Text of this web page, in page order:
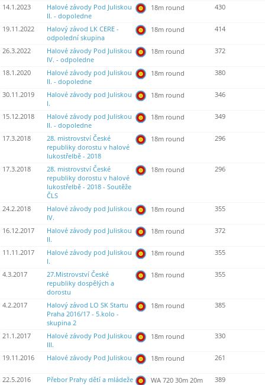
14.1.2023
Halové závody Pod Juliskou
II. - dopoledne
18m round 430
19.11.2022
Halový závod LK CERE -
odpolední skupina
18m round 414
26.3.2022
Halové závody Pod Juliskou
IV. - odpoledne
18m round 372
18.1.2020
Halové závody pod Juliskou
II. - dopoledne
18m round 380
30.11.2019
Halové závody pod Juliskou
I.
18m round 346
15.12.2018
Halové závody pod Juliskou
II. - dopoledne
18m round 349
17.3.2018
28. mistrovství České
republiky dorostu v halové
lukostřelbě - 2018
18m round 296
17.3.2018
28. mistrovství České
republiky dorostu v halové
lukostřelbě - 2018 - Soutěže
ČLS
18m round 296
24.2.2018
Halové závody pod Juliskou
IV.
18m round 355
16.12.2017
Halové závody pod Juliskou
II.
18m round 372
11.11.2017
Halové závody pod Juliskou
I.
18m round 355
4.3.2017
27.Mistrovství České
republiky dospělých a
dorostu
18m round 355
4.2.2017
Halový závod LO SK Startu
Praha 2016/17 - 5.kolo -
skupina 2
18m round 385
21.1.2017
Halové závody Pod Juliskou
III.
18m round 330
19.11.2016 Halové závody Pod Juliskou 18m round 261
22.5.2016 Přebor Prahy dětí a mládeže WA 720 30m 20m 389